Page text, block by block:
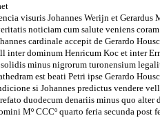
visuris Johannes Werijn et Gerardus
noticiam cum salute veniens
cardinale accepit de Gerardo
inter dominum Henricum Koc et inter
minus nigrorum turonensium
est beati Petri ipse Gerardo
si Johannes predictus vendere
duodecum denariis minus quo
Mº CCCº quarto feria secunda post